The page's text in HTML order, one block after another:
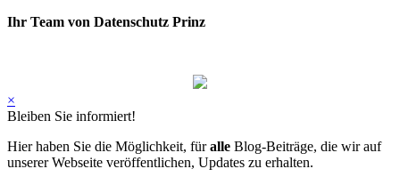
Ihr Team von Datenschutz Prinz
×
Bleiben Sie informiert!
Hier haben Sie die Möglichkeit, füralle Blog-Beiträge, die wir auf
unserer Webseite veröffentlichen, Updates zu erhalten.